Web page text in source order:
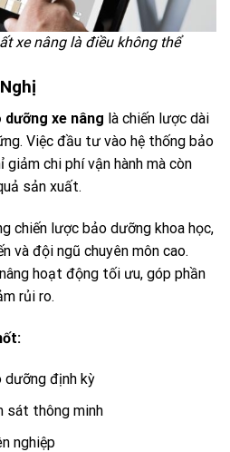
xe nâng là điều không thể
xe nâng là chiến lược dài
Việc đầu tư vào hệ thống bảo
chi phí vận hành mà còn
sản xuất.
chiến lược bảo dưỡng khoa học,
và đội ngũ chuyên môn cao.
hoạt động tối ưu, góp phần
rủi ro.
dưỡng định kỳ
sát thông minh
nghiệp